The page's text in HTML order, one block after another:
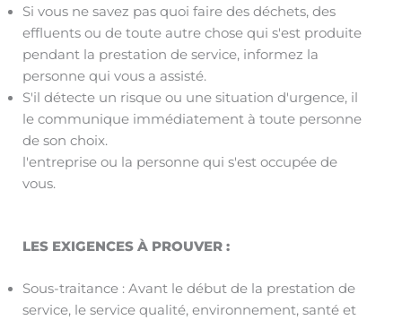
Si vous ne savez pas quoi faire des déchets, des
effluents ou de toute autre chose qui s'est produite
pendant la prestation de service, informez la
personne qui vous a assisté.
S'il détecte un risque ou une situation d'urgence, il
le communique immédiatement à toute personne
de son choix.
l'entreprise ou la personne qui s'est occupée de
vous.
LES EXIGENCES À PROUVER :
Sous-traitance : Avant le début de la prestation de
service, le service qualité, environnement, santé et